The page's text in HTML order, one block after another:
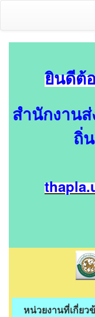
ยินดีต้
สำนักงานส่
ถิ่
หน่วยงานที่เกี่ยว